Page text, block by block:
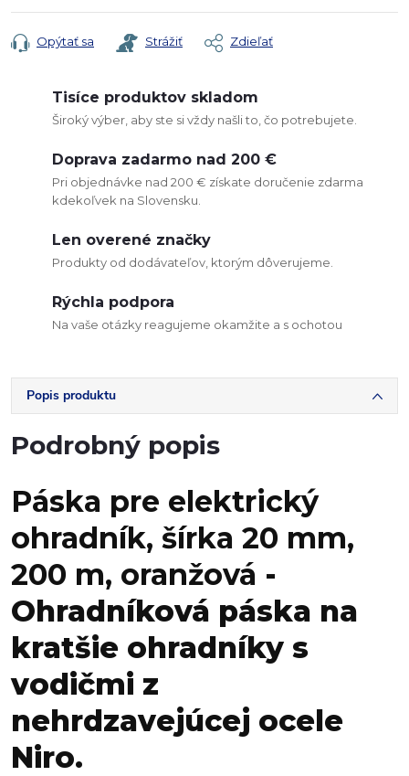
Opýtať sa Strážiť Zdieľať
Tisíce produktov skladom
Široký výber, aby ste si vždy našli to, čo potrebujete.
Doprava zadarmo nad 200 €
Pri objednávke nad 200 € získate doručenie zdarma
kdekoľvek na Slovensku.
Len overené značky
Produkty od dodávateľov, ktorým dôverujeme.
Rýchla podpora
Na vaše otázky reagujeme okamžite a s ochotou
Popis produktu
Podrobný popis
Páska pre elektrický
ohradník, šírka 20 mm,
200 m, oranžová -
Ohradníková páska na
kratšie ohradníky s
vodičmi z
nehrdzavejúcej ocele
Niro.